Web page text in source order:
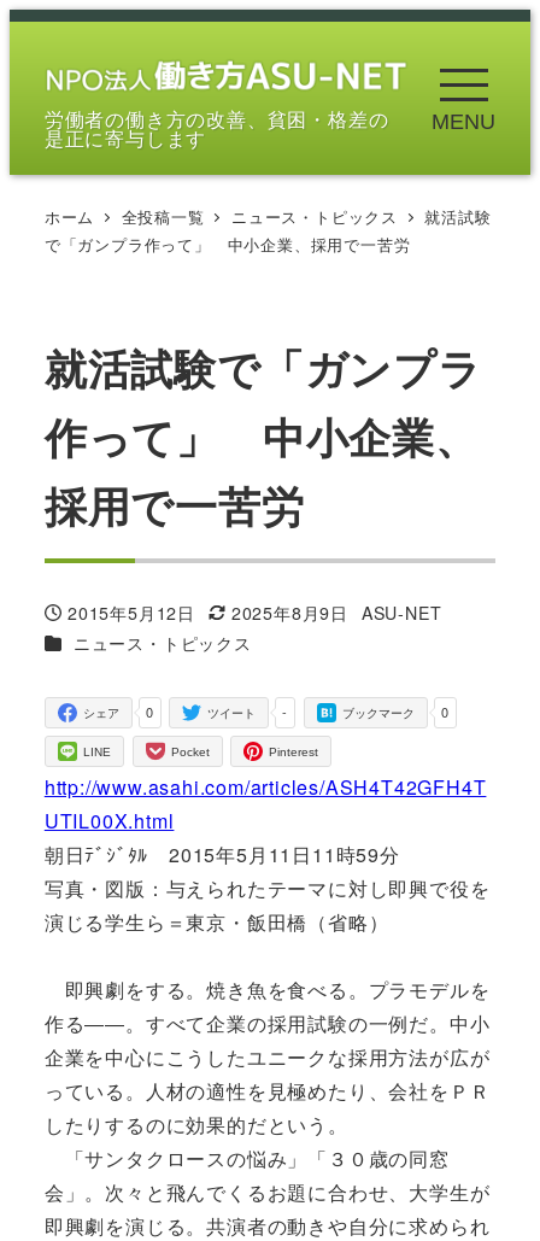
メ
労働者の働き方の改善、貧困・格差の
是正に寄与します
MENU
ホーム 全投稿一覧 ニュース・トピックス
就活試験
で「ガンプラ作って」 中小企業、採用で一苦労
就活試験で「ガンプラ
作って」 中小企業、
採用で一苦労
投稿日
2015年5月12日
更新日
2025年8月9日
著
ASU-NET
カテゴリー
ニュース・トピックス
0
シェア -
ツイート 0
ブックマーク
LINE Pocket Pinterest
http://www.asahi.com/articles/ASH4T42GFH4T
UTIL00X.html
朝日ﾃﾞｼﾞﾀﾙ 2015年5月11日11時59分
写真・図版：与えられたテーマに対し即興で役を
演じる学生ら＝東京・飯田橋（省略）
即興劇をする。焼き魚を食べる。プラモデルを
作る――。すべて企業の採用試験の一例だ。中小
企業を中心にこうしたユニークな採用方法が広が
っている。人材の適性を見極めたり、会社をＰＲ
したりするのに効果的だという。
「サンタクロースの悩み」「３０歳の同窓
会」。次々と飛んでくるお題に合わせ、大学生が
即興劇を演じる。共演者の動きや自分に求められ